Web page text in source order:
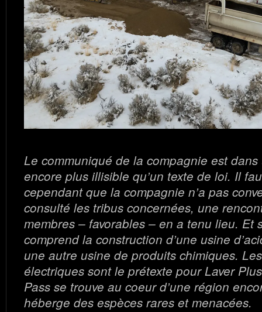
Le communiqué de la compagnie est
encore plus illisible qu’un texte de loi. Il
cependant que la compagnie n’a pas
consulté les tribus concernées, une
membres – favorables – en a tenu lieu. Et
comprend la construction d’une usine
une autre usine de produits chimiques.
électriques sont le prétexte pour Laver
Pass se trouve au coeur d’une région
héberge des espèces rares et menacées.